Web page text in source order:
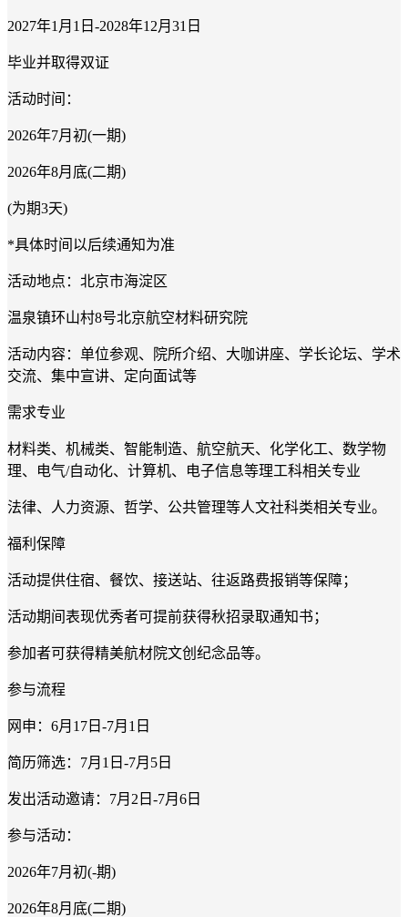
2027年1月1日-2028年12月31日
毕业并取得双证
活动时间：
2026年7月初(一期)
2026年8月底(二期)
(为期3天)
*具体时间以后续通知为准
活动地点：北京市海淀区
温泉镇环山村8号北京航空材料研究院
活动内容：单位参观、院所介绍、大咖讲座、学长论坛、学术
交流、集中宣讲、定向面试等
需求专业
材料类、机械类、智能制造、航空航天、化学化工、数学物
理、电气/自动化、计算机、电子信息等理工科相关专业
法律、人力资源、哲学、公共管理等人文社科类相关专业。
福利保障
活动提供住宿、餐饮、接送站、往返路费报销等保障；
活动期间表现优秀者可提前获得秋招录取通知书；
参加者可获得精美航材院文创纪念品等。
参与流程
网申： 6月17日-7月1日
简历筛选： 7月1日-7月5日
发出活动邀请： 7月2日-7月6日
参与活动：
2026年7月初(-期)
2026年8月底(二期)